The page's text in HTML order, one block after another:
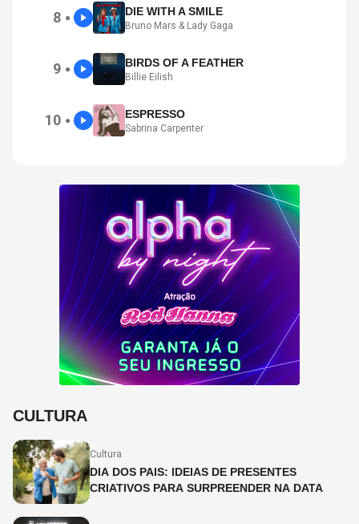
8 ● DIE WITH A SMILE
Bruno Mars & Lady Gaga
9 ● BIRDS OF A FEATHER
Billie Eilish
10 ● ESPRESSO
Sabrina Carpenter
CULTURA
Cultura
DIA DOS PAIS: IDEIAS DE PRESENTES
CRIATIVOS PARA SURPREENDER NA DATA